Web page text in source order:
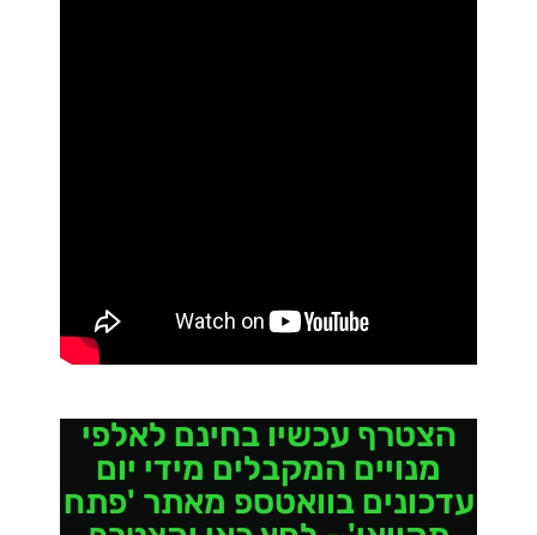
הצטרף עכשיו בחינם לאלפי
מנויים המקבלים מידי יום
עדכונים בוואטספ מאתר 'פתח